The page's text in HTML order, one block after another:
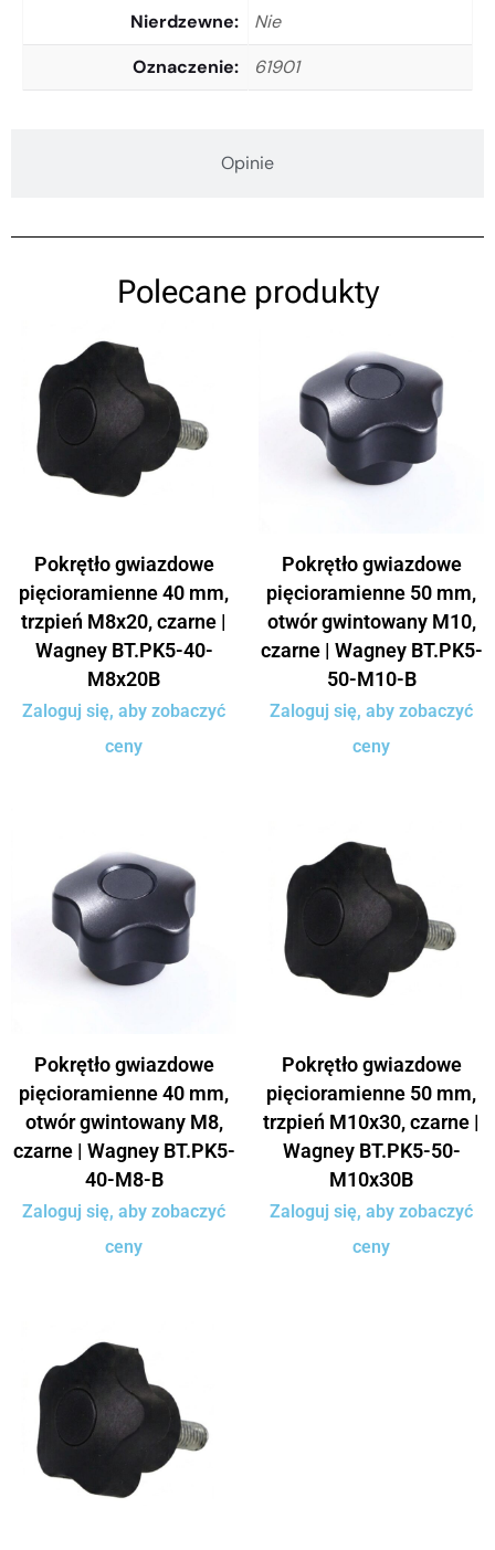
Opinie
Nierdzewne
Nie
Oznaczenie
61901
Polecane produkty
Pokrętło gwiazdowe
pięcioramienne 40 mm,
trzpień M8x20, czarne |
Wagney BT.PK5-40-
M8x20B
Zaloguj się, aby zobaczyć
ceny
Pokrętło gwiazdowe
pięcioramienne 50 mm,
otwór gwintowany M10,
czarne | Wagney BT.PK5-
50-M10-B
Zaloguj się, aby zobaczyć
ceny
Pokrętło gwiazdowe
pięcioramienne 40 mm,
otwór gwintowany M8,
czarne | Wagney BT.PK5-
40-M8-B
Zaloguj się, aby zobaczyć
ceny
Pokrętło gwiazdowe
pięcioramienne 50 mm,
trzpień M10x30, czarne |
Wagney BT.PK5-50-
M10x30B
Zaloguj się, aby zobaczyć
ceny